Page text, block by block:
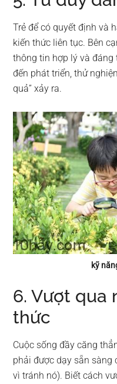
Trẻ để có quyết định và
kiến thức liên tục. Bên
thông tin hợp lý và đáng
đến phát triển, thử
quả” xảy ra.
kỹ
6. Vượt qua
thức
Cuộc sống đầy căng
phải được dạy sẵn
vì tránh nó). Biết cách